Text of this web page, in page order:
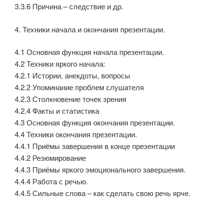
3.3.6 Причина – следствие и др.
4. Техники начала и окончания презентации.
4.1 Основная функция начала презентации.
4.2 Техники яркого начала:
4.2.1 Истории, анекдоты, вопросы
4.2.2 Упоминание проблем слушателя
4.2.3 Столкновение точек зрения
4.2.4 Факты и статистика
4.3 Основная функция окончания презентации.
4.4 Техники окончания презентации.
4.4.1 Приёмы завершения в конце презентации
4.4.2 Резюмирование
4.4.3 Приёмы яркого эмоционального завершения.
4.4.4 Работа с речью.
4.4.5 Сильные слова – как сделать свою речь ярче.